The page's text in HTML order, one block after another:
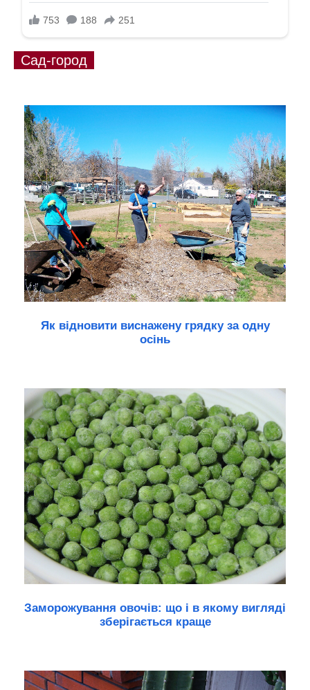
Сад-город
Як відновити виснажену грядку за одну
осінь
Заморожування овочів: що і в якому вигляді
зберігається краще